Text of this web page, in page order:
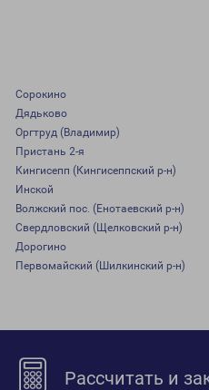
Сорокино
Дядьково
Оргтруд (Владимир)
Пристань 2-я
Кингисепп (Кингисеппский р-н)
Инской
Волжский пос. (Енотаевский р-н)
Свердловский (Щелковский р-н)
Дорогино
Первомайский (Шилкинский р-н)
Рассчитать и